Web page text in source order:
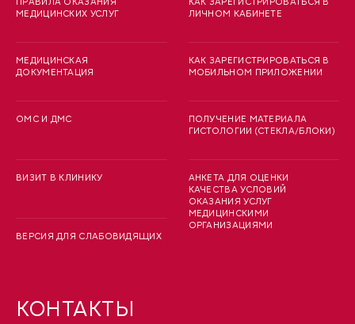
МЕДИЦИНСКИХ УСЛУГ
МЕДИЦИНСКАЯ
ДОКУМЕНТАЦИЯ
ОМС И ДМС
ВИЗИТ В КЛИНИКУ
ВЕРСИЯ ДЛЯ СЛАБОВИДЯЩИХ
ЛИЧНОМ КАБИНЕТЕ
КАК ЗАРЕГИСТРИРОВАТЬСЯ В
МОБИЛЬНОМ ПРИЛОЖЕНИИ
ПОЛУЧЕНИЕ МАТЕРИАЛА
ГИСТОЛОГИИ (СТЕКЛА/БЛОКИ)
АНКЕТА ДЛЯ ОЦЕНКИ
КАЧЕСТВА УСЛОВИЙ
ОКАЗАНИЯ УСЛУГ
МЕДИЦИНСКИМИ
ОРГАНИЗАЦИЯМИ
КОНТАКТЫ